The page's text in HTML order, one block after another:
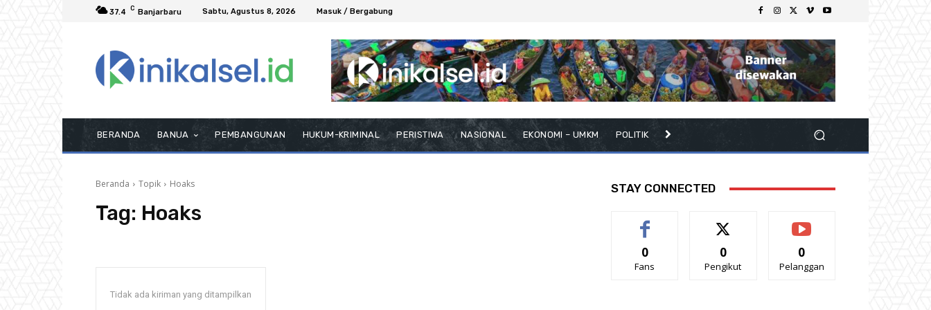
37.4 C Banjarbaru Sabtu, Agustus 8, 2026 Masuk / Bergabung
BERANDA BANUA PEMBANGUNAN HUKUM-KRIMINAL PERISTIWA NASIONAL EKONOMI – UMKM POLITIK
Beranda Topik Hoaks
Tag: Hoaks
Tidak ada kiriman yang ditampilkan
STAY CONNECTED
0
Fans
0
Pengikut
0
Pelanggan